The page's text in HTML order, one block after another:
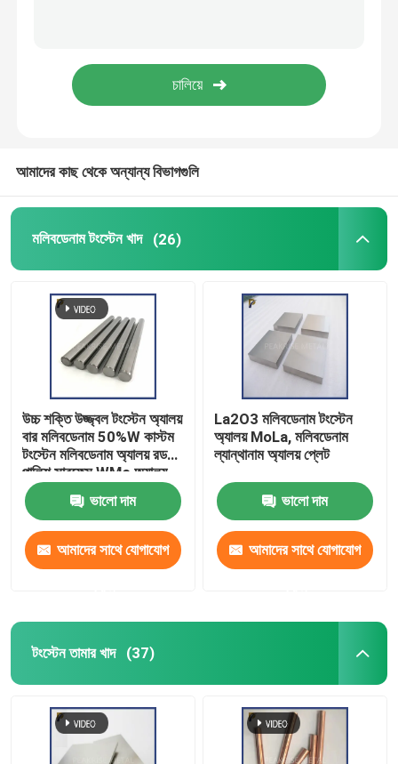
টাইটানিয়াম পণ্য
আমাদের কাছ থেকে অন্যান্য বিভাগগুলি
মলিবডেনাম টংস্টেন খাদ (26)
উচ্চ শক্তি উজ্জ্বল টংস্টেন অ্যালয়
বার মলিবডেনাম 50%W কাস্টম
টংস্টেন মলিবডেনাম অ্যালয় রড
পালিশ সারফেস WMo অ্যালয়
ভালো দাম
আমাদের সাথে যোগাযোগ
La2O3 মলিবডেনাম টংস্টেন
অ্যালয় MoLa, মলিবডেনাম
ল্যান্থানাম অ্যালয় প্লেট
ভালো দাম
আমাদের সাথে যোগাযোগ
টংস্টেন তামার খাদ (37)